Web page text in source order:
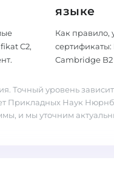
C2,
языке
Как правило,
сертификаты:
Cambridge B2
Точный уровень
Прикладных Наук
и мы уточним